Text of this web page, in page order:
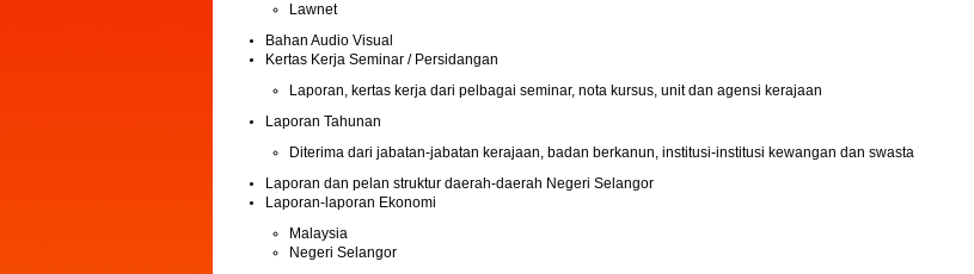
Lawnet
Bahan Audio Visual
Kertas Kerja Seminar / Persidangan
Laporan, kertas kerja dari pelbagai seminar, nota kursus, unit dan agensi kerajaan
Laporan Tahunan
Diterima dari jabatan-jabatan kerajaan, badan berkanun, institusi-institusi kewangan dan swasta
Laporan dan pelan struktur daerah-daerah Negeri Selangor
Laporan-laporan Ekonomi
Malaysia
Negeri Selangor